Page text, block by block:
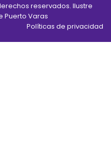
reservados. Ilustre
Puerto Varas
Políticas de privacidad